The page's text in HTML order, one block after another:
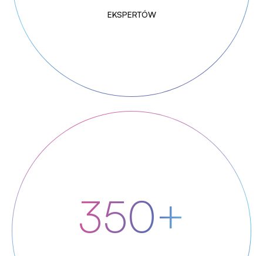
EKSPERTÓW
350+